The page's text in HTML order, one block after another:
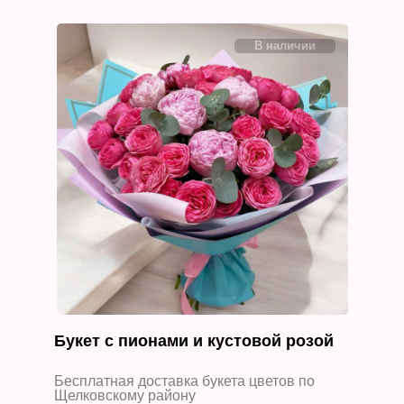
Букет с пионами и кустовой розой
Бесплатная доставка букета цветов по
Щелковскому району